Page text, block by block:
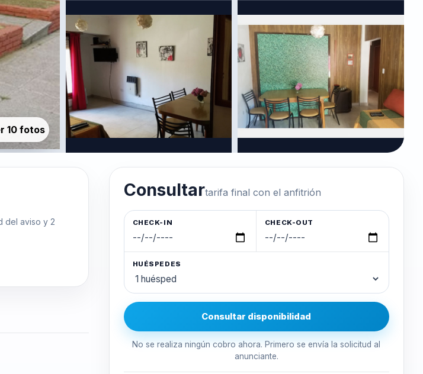
10 fotos
del aviso y 2
Consultartarifa final con el anfitrión
CHECK-IN CHECK-OUT
HUÉSPEDES
Consultar disponibilidad
No se realiza ningún cobro ahora. Primero se envía la solicitud al
anunciante.